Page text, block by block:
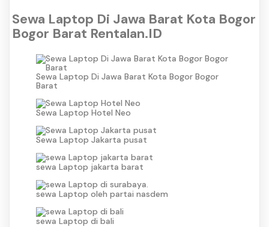
Sewa Laptop Di Jawa Barat Kota Bogor
Bogor Barat Rentalan.ID
Sewa Laptop Di Jawa Barat Kota Bogor Bogor
Barat
Sewa Laptop Hotel Neo
Sewa Laptop Jakarta pusat
sewa Laptop jakarta barat
sewa Laptop oleh partai nasdem
sewa Laptop di bali